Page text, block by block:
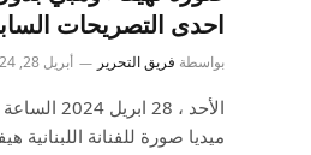
احدى التصريحات
بواسطة فريق التحرير أبريل 28, 2024
ميديا صورة للفنانة اللبنانية